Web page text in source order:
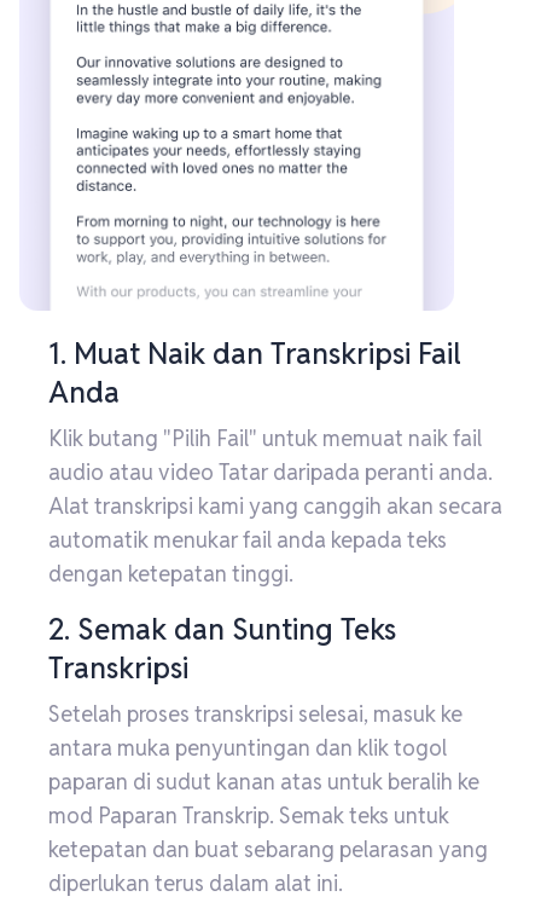
1. Muat Naik dan Transkripsi Fail
Anda
Klik butang "Pilih Fail" untuk memuat naik fail
audio atau video Tatar daripada peranti anda.
Alat transkripsi kami yang canggih akan secara
automatik menukar fail anda kepada teks
dengan ketepatan tinggi.
2. Semak dan Sunting Teks
Transkripsi
Setelah proses transkripsi selesai, masuk ke
antara muka penyuntingan dan klik togol
paparan di sudut kanan atas untuk beralih ke
mod Paparan Transkrip. Semak teks untuk
ketepatan dan buat sebarang pelarasan yang
diperlukan terus dalam alat ini.